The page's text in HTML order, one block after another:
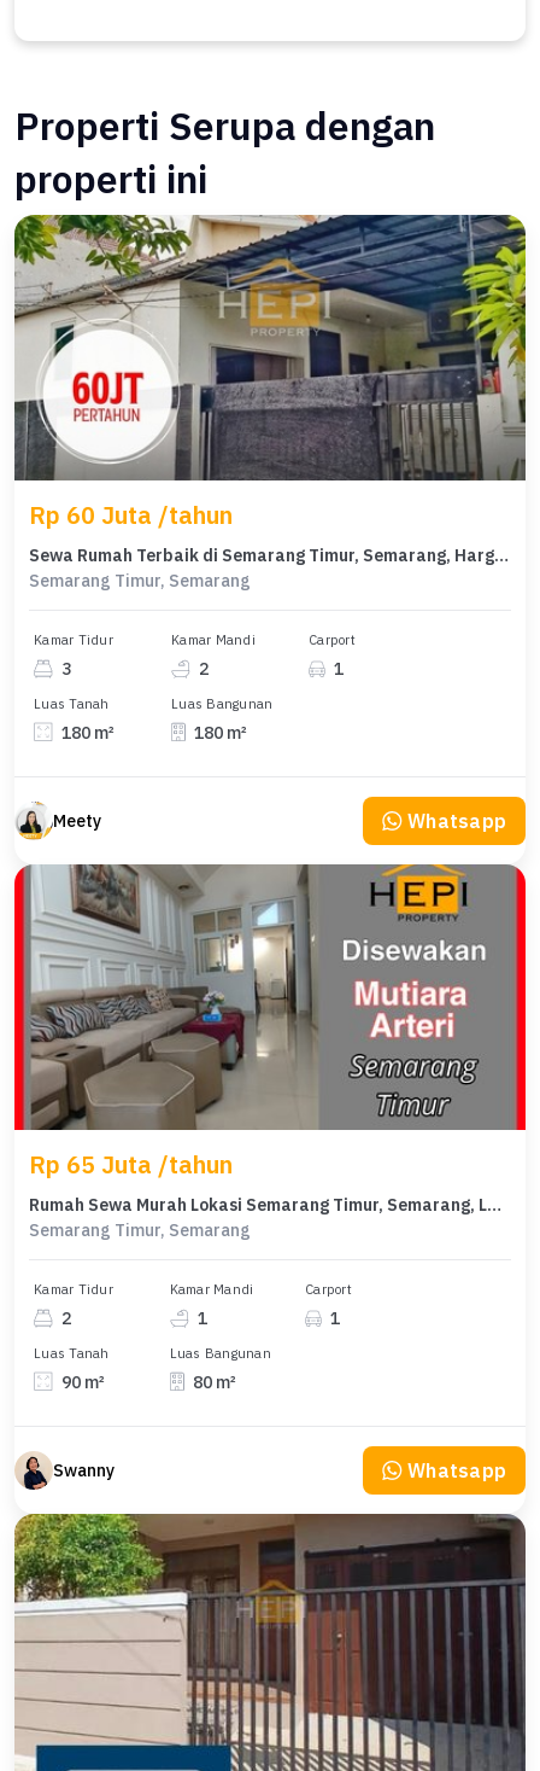
Properti Serupa dengan
properti ini
Rp 60 Juta /tahun
Sewa Rumah Terbaik di Semarang Timur, Semarang, Harga Terjangkau
Semarang Timur, Semarang
Kamar Tidur
3
Kamar Mandi
2
Carport
1
Luas Tanah
180 m²
Luas Bangunan
180 m²
Meety Whatsapp
Rp 65 Juta /tahun
Rumah Sewa Murah Lokasi Semarang Timur, Semarang, LB 80m²
Semarang Timur, Semarang
Kamar Tidur
2
Kamar Mandi
1
Carport
1
Luas Tanah
90 m²
Luas Bangunan
80 m²
Swanny Whatsapp